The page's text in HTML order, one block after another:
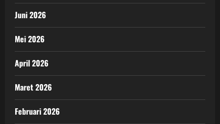
Juni 2026
Mei 2026
April 2026
Maret 2026
Februari 2026